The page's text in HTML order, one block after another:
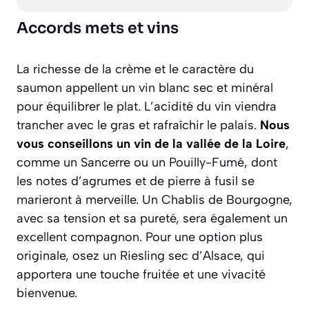
Accords mets et vins
La richesse de la crème et le caractère du
saumon appellent un vin blanc sec et minéral
pour équilibrer le plat. L’acidité du vin viendra
trancher avec le gras et rafraîchir le palais. Nous
vous conseillons un vin de la vallée de la Loire,
comme un Sancerre ou un Pouilly-Fumé, dont
les notes d’agrumes et de pierre à fusil se
marieront à merveille. Un Chablis de Bourgogne,
avec sa tension et sa pureté, sera également un
excellent compagnon. Pour une option plus
originale, osez un Riesling sec d’Alsace, qui
apportera une touche fruitée et une vivacité
bienvenue.